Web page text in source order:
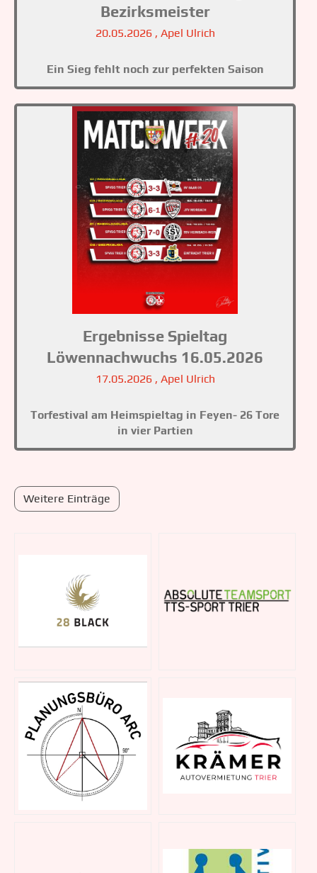
Bezirksmeister
20.05.2026, Apel Ulrich
Ein Sieg fehlt noch zur perfekten Saison
Ergebnisse Spieltag
Löwennachwuchs 16.05.2026
17.05.2026, Apel Ulrich
Torfestival am Heimspieltag in Feyen- 26 Tore
in vier Partien
Weitere Einträge